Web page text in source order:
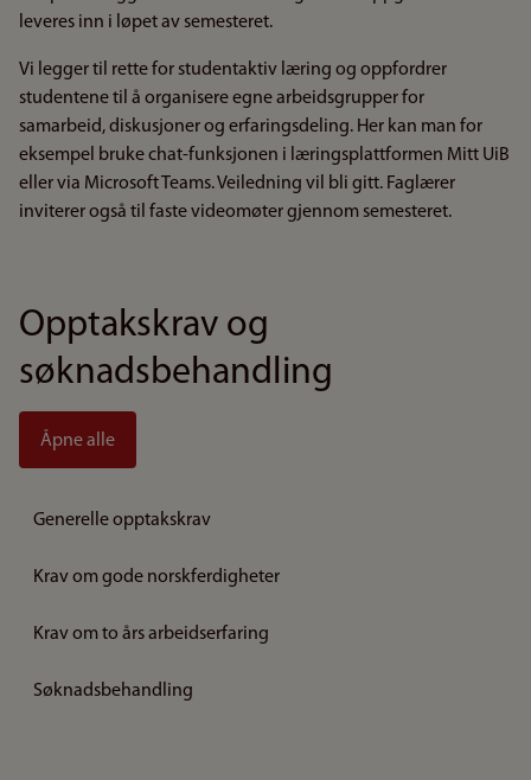
leveres inn i løpet av semesteret.
Vi legger til rette for studentaktiv læring og oppfordrer
studentene til å organisere egne arbeidsgrupper for
samarbeid, diskusjoner og erfaringsdeling. Her kan man for
eksempel bruke chat-funksjonen i læringsplattformen Mitt UiB
eller via Microsoft Teams. Veiledning vil bli gitt. Faglærer
inviterer også til faste videomøter gjennom semesteret.
Opptakskrav og
søknadsbehandling
Åpne alle
Generelle opptakskrav
Krav om gode norskferdigheter
Krav om to års arbeidserfaring
Søknadsbehandling